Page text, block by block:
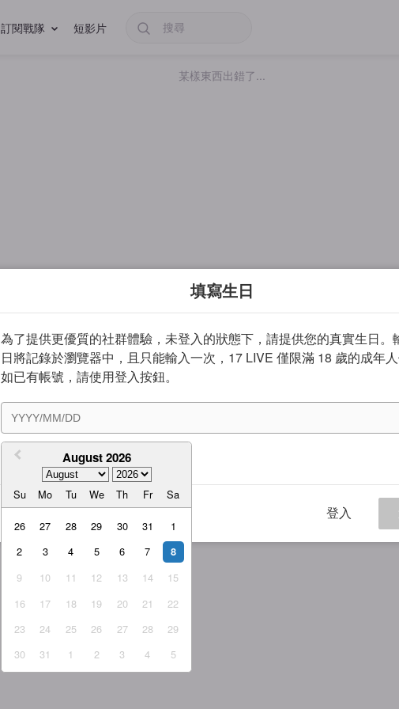
訂閱戰隊 短影片
某樣東西出錯了...
填寫生日
為了提供更優質的社群體驗，未登入的狀態下，請提供您的真實生日。
日將記錄於瀏覽器中，且只能輸入一次，17 LIVE 僅限滿 18 歲的成年人
如已有帳號，請使用登入按鈕。
August 2026
Su Mo Tu We Th Fr Sa
26 27 28 29 30 31
1
2
3 4 5 6 7 8
9 10 11 12 13 14
15
16
17 18 19 20 21
22
23
24 25 26 27 28
29
30
31 1 2 3 4 5
我同意 服務條款與隱私權政策
登入